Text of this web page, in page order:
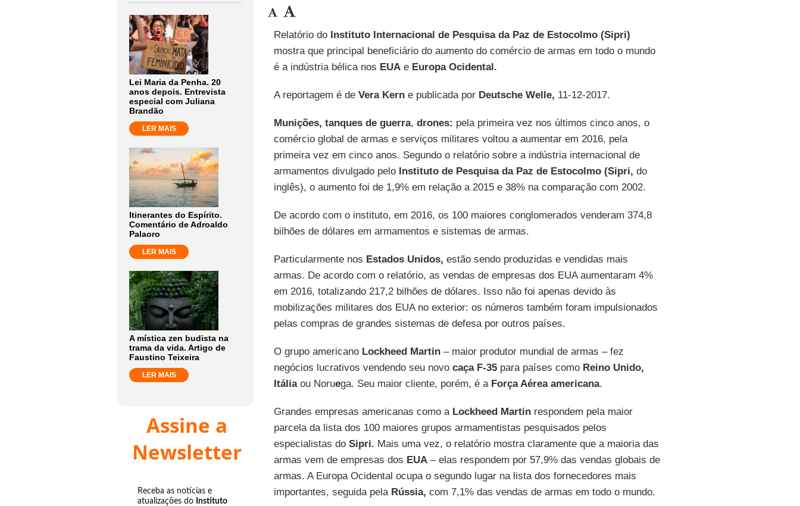
Lei Maria da Penha. 20
anos depois. Entrevista
especial com Juliana
Brandão
LER MAIS
Itinerantes do Espírito.
Comentário de Adroaldo
Palaoro
LER MAIS
A mística zen budista na
trama da vida. Artigo de
Faustino Teixeira
LER MAIS
Assine a
Newsletter
Receba as notícias e
atualizações do Instituto
Relatório doInstituto Internacional de Pesquisa da Paz de Estocolmo (Sipri)
mostra que principal beneficiário do aumento do comércio de armas em todo o mundo
é a indústria bélica nos EUAe Europa Ocidental.
A reportagem é de Vera Kerne publicada por Deutsche Welle, 11-12-2017.
Munições, tanques de guerra, drones: pela primeira vez nos últimos cinco anos, o
comércio global de armas e serviços militares voltou a aumentar em 2016, pela
primeira vez em cinco anos. Segundo o relatório sobre a indústria internacional de
armamentos divulgado pelo Instituto de Pesquisa da Paz de Estocolmo (Sipri, do
inglês), o aumento foi de 1,9% em relação a 2015 e 38% na comparação com 2002.
De acordo com o instituto, em 2016, os 100 maiores conglomerados venderam 374,8
bilhões de dólares em armamentos e sistemas de armas.
Particularmente nos Estados Unidos, estão sendo produzidas e vendidas mais
armas. De acordo com o relatório, as vendas de empresas dos EUA aumentaram 4%
em 2016, totalizando 217,2 bilhões de dólares. Isso não foi apenas devido às
mobilizações militares dos EUA no exterior: os números também foram impulsionados
pelas compras de grandes sistemas de defesa por outros países.
O grupo americano Lockheed Martin– maior produtor mundial de armas – fez
negócios lucrativos vendendo seu novo caça F-35para países como Reino Unido,
Itáliaou Noruega. Seu maior cliente, porém, é a Força Aérea americana.
Grandes empresas americanas como a Lockheed Martinrespondem pela maior
parcela da lista dos 100 maiores grupos armamentistas pesquisados pelos
especialistas do Sipri. Mais uma vez, o relatório mostra claramente que a maioria das
armas vem de empresas dos EUA– elas respondem por 57,9% das vendas globais de
armas. A Europa Ocidental ocupa o segundo lugar na lista dos fornecedores mais
importantes, seguida pela Rússia, com 7,1% das vendas de armas em todo o mundo.